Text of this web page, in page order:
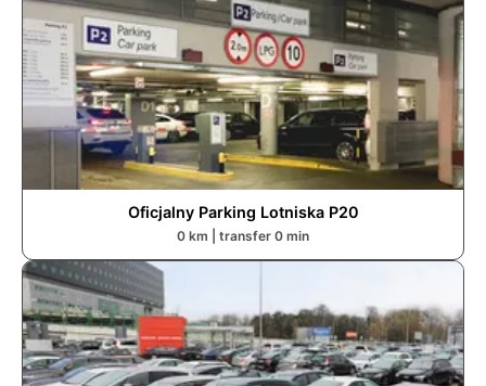
Oficjalny Parking Lotniska P20
0 km | transfer 0 min